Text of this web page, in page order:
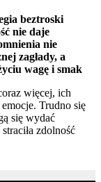
beztroski
nie daje
nie
zagłady, a
wagę i smak
więcej, ich
Trudno się
się wydać
zdolność